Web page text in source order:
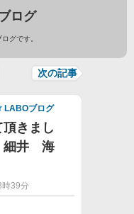
ログ
グです。
次の記事
LABOブログ
きまし
細井 海
39分